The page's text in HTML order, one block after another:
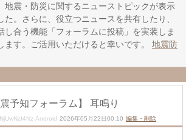
地震・防災に関するニューストピックが表示
た。さらに、役立つニュースを共有したり、
し合う機能「フォーラムに投稿」を実装しま
ます。ご活用いただけると幸いです。 地震防
震予知フォーラム】 耳鳴り
Android 2026年05月22日00:10 編集・削除